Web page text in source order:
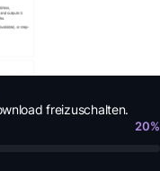
freizuschalten.
20%